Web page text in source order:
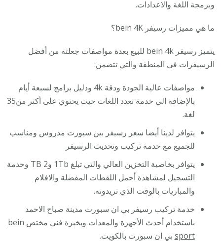
وبرمجة اللغة والاعدادات.
ما هي مميزات رسيفر bein 4K؟
يتميز رسيفر bein 4k للبيع بعدة مواصفات جعلته من أفضل
الرسيفرات في المنطقة والتي تتضمن:
مواصفات عالية الجودة ودقة 4k ودليل برامج لسبعة أيام
بالإضافة الى خدمة تعدد اللغات حيث يحتوي على أكثر من35
لغة.
يتوافر لدينا أيضا سعر رسيفر بين سبورت مدروس ومناسب
للجميع مع خدمة تركيب وتحديث الرسيفر
يتوافر بخاصية التخزين العالي والتي تبلغ 1Tb و2 TB وخدمة
التسجيل لمشاهدة أجمل اللقطات المفضلة والافلام
والمباريات بالوقت الذي تريدونه.
خدمة تركيب رسيفر بي ان سبورت مدينة صباح الاحمد
باستخدام أحدث الأجهزة والمعدات وبخبرة فني مختص bein
sport بي ان سبورت بالكويت.